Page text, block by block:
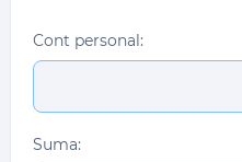
Cont personal:
Suma: